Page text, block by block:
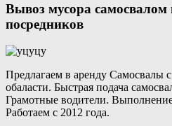
Вывоз мусора самосвалом
посредников
Предлагаем в аренду Самосвалы
обаласти. Быстрая подача
Грамотные водители.
Работаем с 2012 года.